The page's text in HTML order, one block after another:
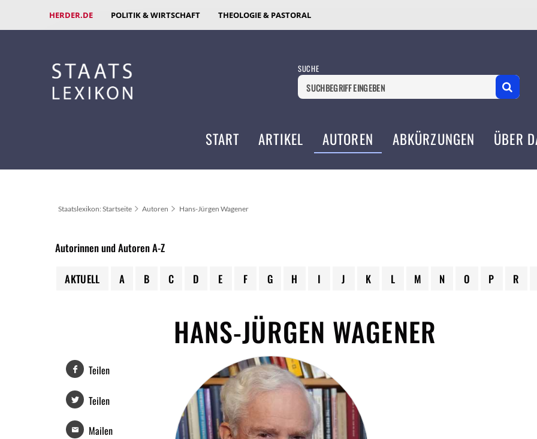
HERDER.DE POLITIK & WIRTSCHAFT THEOLOGIE & PASTORAL
SUCHE
START ARTIKEL AUTOREN ABKÜRZUNGEN ÜBER
Staatslexikon: Startseite Autoren Hans-Jürgen Wagener
Autorinnen und Autoren A-Z
AKTUELL A B C D E F G H I J K L M N O P R
HANS-JÜRGEN WAGENER
Teilen
Teilen
Mailen